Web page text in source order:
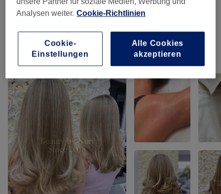
Unsere Arbeit
Bild anklicken für weitere Details
Analysen weiter. Cookie-Richtlinien
Cookie-
Einstellungen
Alle Cookies
akzeptieren